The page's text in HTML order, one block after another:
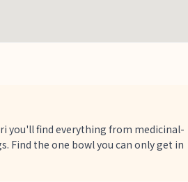
you'll find everything from medicinal-
Find the one bowl you can only get in